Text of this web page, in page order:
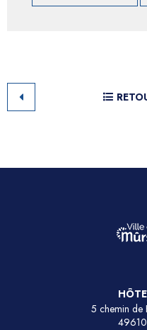
5 chemin de